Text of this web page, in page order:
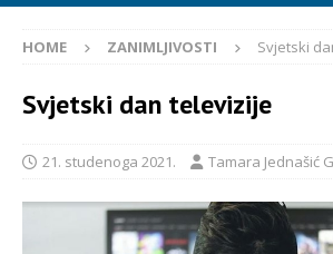
HOME ZANIMLJIVOSTI Svjetski
Svjetski dan televizije
21. studenoga 2021. Tamara Jednašić